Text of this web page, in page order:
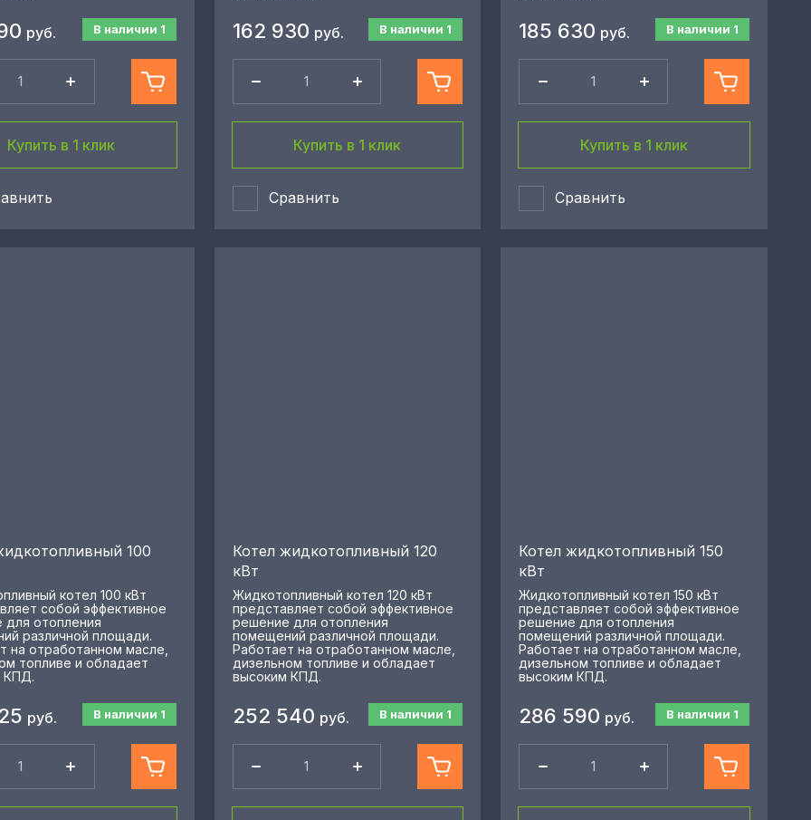
В наличии 1
руб.
Купить в 1 клик
В наличии 1
162 930 руб.
Купить в 1 клик
Сравнить
В наличии 1
185 630 руб.
Купить в 1 клик
Сравнить
100
котел 100 кВт
собой эффективное
для отопления
различной площади.
на отработанном масле,
топливе и обладает
КПД.
В наличии 1
руб.
Котел жидкотопливный 120
кВт
Жидкотопливный котел 120 кВт
представляет собой эффективное
решение для отопления
помещений различной площади.
Работает на отработанном масле,
дизельном топливе и обладает
высоким КПД.
В наличии 1
252 540 руб.
Котел жидкотопливный 150
кВт
Жидкотопливный котел 150 кВт
представляет собой эффективное
решение для отопления
помещений различной площади.
Работает на отработанном масле,
дизельном топливе и обладает
высоким КПД.
В наличии 1
286 590 руб.